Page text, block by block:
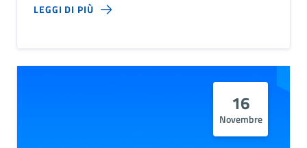
LEGGI DI PIÙ
16
Novembre